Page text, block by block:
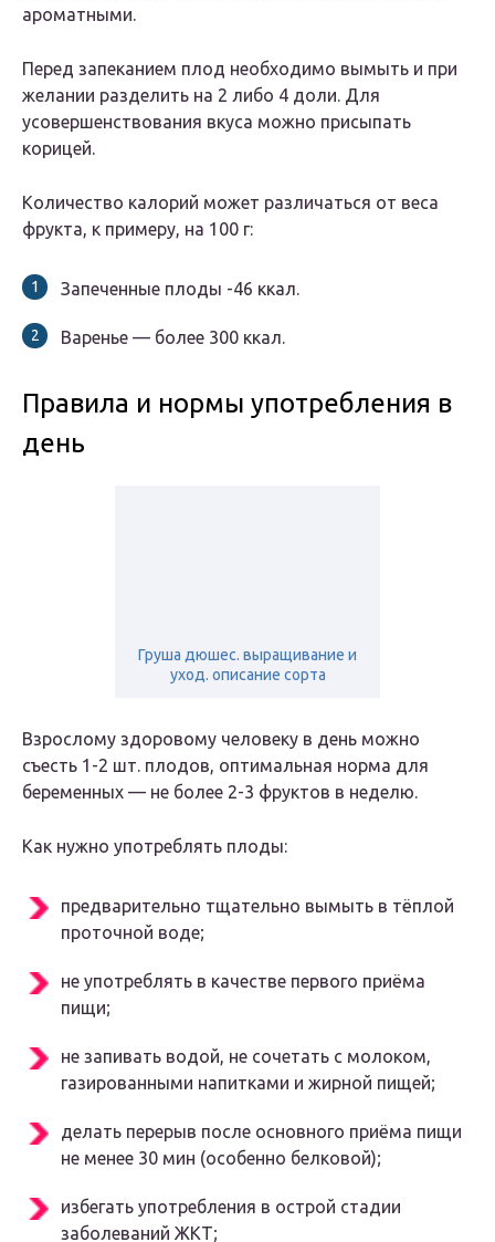
ароматными.
Перед запеканием плод необходимо вымыть и при
желании разделить на 2 либо 4 доли. Для
усовершенствования вкуса можно присыпать
корицей.
Количество калорий может различаться от веса
фрукта, к примеру, на 100 г:
Запеченные плоды -46 ккал.
Варенье — более 300 ккал.
Правила и нормы употребления в
день
Груша дюшес. выращивание и
уход. описание сорта
Взрослому здоровому человеку в день можно
съесть 1-2 шт. плодов, оптимальная норма для
беременных — не более 2-3 фруктов в неделю.
Как нужно употреблять плоды:
предварительно тщательно вымыть в тёплой
проточной воде;
не употреблять в качестве первого приёма
пищи;
не запивать водой, не сочетать с молоком,
газированными напитками и жирной пищей;
делать перерыв после основного приёма пищи
не менее 30 мин (особенно белковой);
избегать употребления в острой стадии
заболеваний ЖКТ;